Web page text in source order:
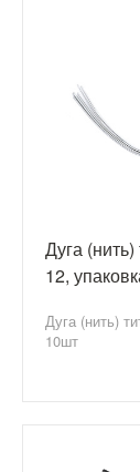
Дуга
12,
Дуга (нить)
10шт